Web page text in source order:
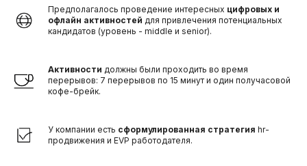
Предполагалось проведение интересных цифровых и
офлайн активностей для привлечения потенциальных
кандидатов (уровень - middle и senior).
Активности должны были проходить во время
перерывов: 7 перерывов по 15 минут и один получасовой
кофе-брейк.
У компании есть сформулированная стратегия hr-
продвижения и EVP работодателя.